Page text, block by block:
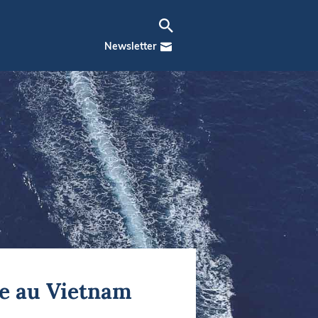
Newsletter
au Vietnam